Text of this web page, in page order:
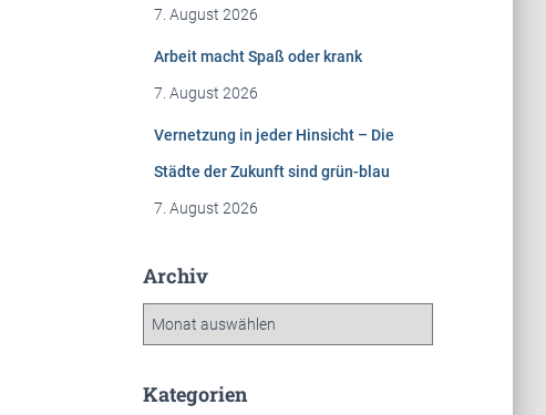
7. August 2026
Arbeit macht Spaß oder krank
7. August 2026
Vernetzung in jeder Hinsicht – Die
Städte der Zukunft sind grün-blau
7. August 2026
Archiv
h
Kategorien